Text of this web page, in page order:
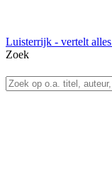
Luisterrijk - vertelt alles
Zoek